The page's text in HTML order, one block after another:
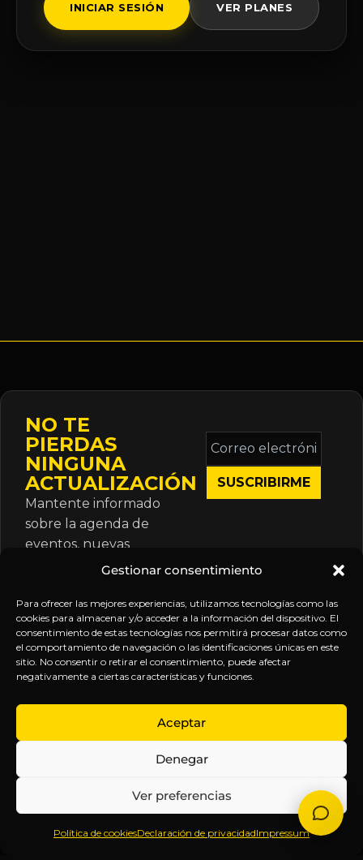
Gestionar consentimiento
Para ofrecer las mejores experiencias, utilizamos tecnologías como las
cookies para almacenar y/o acceder a la información del dispositivo. El
consentimiento de estas tecnologías nos permitirá procesar datos como
el comportamiento de navegación o las identificaciones únicas en este
sitio. No consentir o retirar el consentimiento, puede afectar
negativamente a ciertas características y funciones.
Aceptar
Denegar
Ver preferencias
Política de cookiesDeclaración de privacidadImpressum
INICIAR SESIÓN VER PLANES
NO TE
PIERDAS
NINGUNA
ACTUALIZACIÓN
Mantente informado
sobre la agenda de
eventos, nuevas
publicaciones y
suscripción.
Correo
electrónico
*
Inteligencia
Anticipándonos
EXPLORA
Inicio
Sobre
Contenido
Webinars
LEGAL
Política
de
Términos y
Aviso
SÍGUENOS